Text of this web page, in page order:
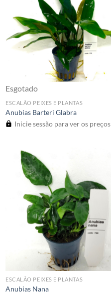
Esgotado
ESCALÃO PEIXES E PLANTAS
Anubias Barteri Glabra
Inicie sessão para ver os preços
ESCALÃO PEIXES E PLANTAS
Anubias Nana